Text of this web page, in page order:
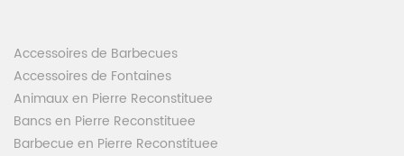
Accessoires de Barbecues
Accessoires de Fontaines
Animaux en Pierre Reconstituee
Bancs en Pierre Reconstituee
Barbecue en Pierre Reconstituee